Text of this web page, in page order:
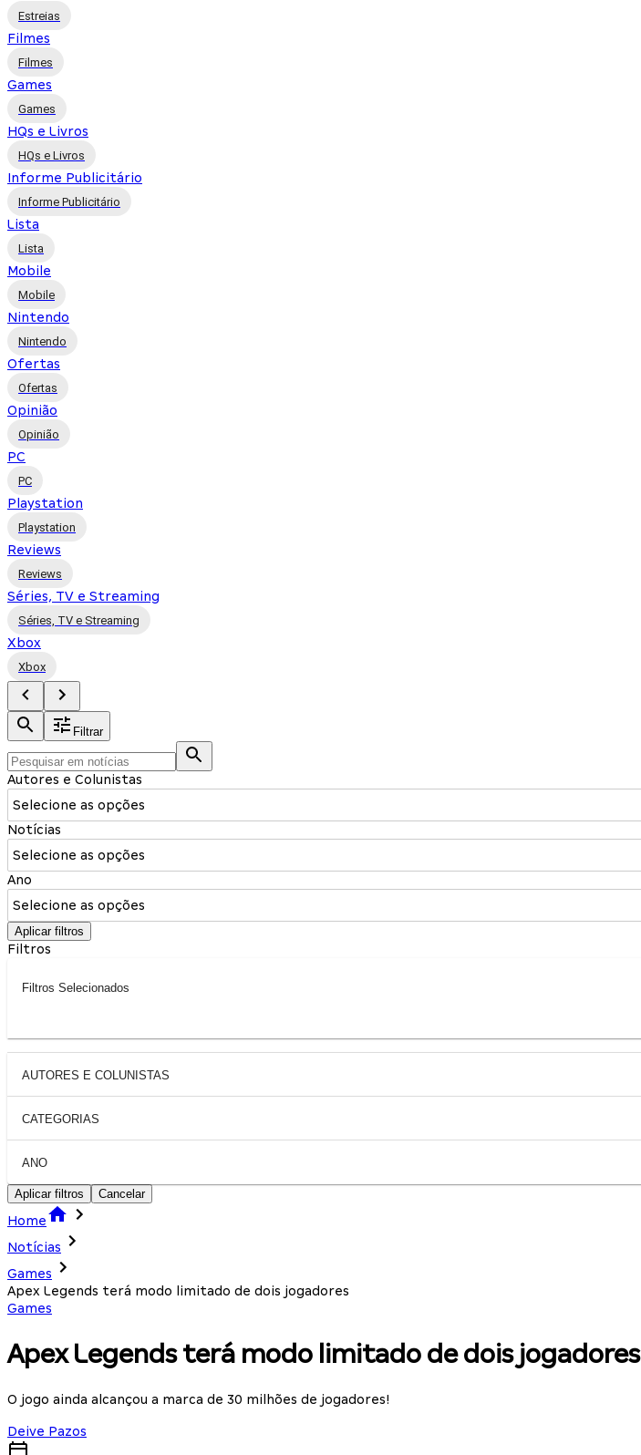
Estreias
Filmes
Filmes
Games
Games
HQs e Livros
HQs e Livros
Informe Publicitário
Informe Publicitário
Lista
Lista
Mobile
Mobile
Nintendo
Nintendo
Ofertas
Ofertas
Opinião
Opinião
PC
PC
Playstation
Playstation
Reviews
Reviews
Séries, TV e Streaming
Séries, TV e Streaming
Xbox
Xbox
Filtrar
Autores e Colunistas
Selecione as opções
Notícias
Selecione as opções
Ano
Selecione as opções
Aplicar filtros
Filtros
Filtros Selecionados
AUTORES E COLUNISTAS
CATEGORIAS
ANO
Aplicar filtros Cancelar
Home
Notícias
Games
Apex Legends terá modo limitado de dois jogadores
Games
Apex Legends terá modo limitado de dois jogadores
O jogo ainda alcançou a marca de 30 milhões de jogadores!
Deive Pazos